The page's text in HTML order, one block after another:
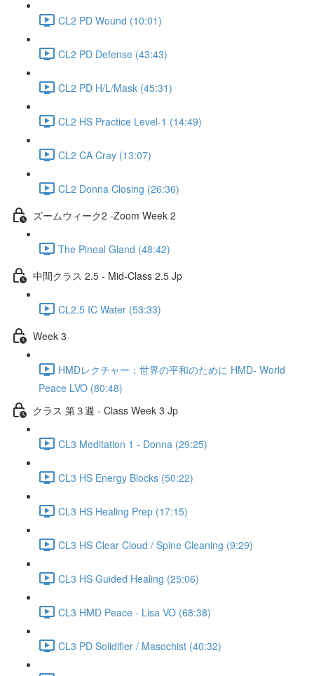
CL2 PD Wound (10:01)
CL2 PD Defense (43:43)
CL2 PD H/L/Mask (45:31)
CL2 HS Practice Level-1 (14:49)
CL2 CA Cray (13:07)
CL2 Donna Closing (26:36)
ズームウィーク2 -Zoom Week 2
The Pineal Gland (48:42)
中間クラス 2.5 - Mid-Class 2.5 Jp
CL2.5 IC Water (53:33)
Week 3
HMDレクチャー：世界の平和のために HMD- World
Peace LVO (80:48)
クラス 第３週 - Class Week 3 Jp
CL3 Meditation 1 - Donna (29:25)
CL3 HS Energy Blocks (50:22)
CL3 HS Healing Prep (17:15)
CL3 HS Clear Cloud / Spine Cleaning (9:29)
CL3 HS Guided Healing (25:06)
CL3 HMD Peace - Lisa VO (68:38)
CL3 PD Solidifier / Masochist (40:32)